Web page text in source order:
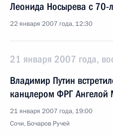
Леонида Носырева с 70-
22 января 2007 года, 12:30
21 января 2007 года,
Владимир Путин
канцлером ФРГ Ангелой
21 января 2007 года, 19:00
Сочи, Бочаров Ручей